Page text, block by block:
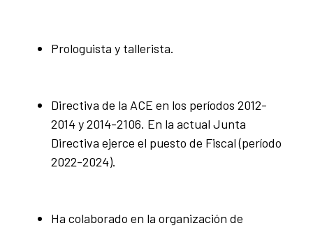
Prologuista y tallerista.
Directiva de la ACE en los períodos 2012-
2014 y 2014-2106. En la actual Junta
Directiva ejerce el puesto de Fiscal (período
2022-2024).
Ha colaborado en la organización de